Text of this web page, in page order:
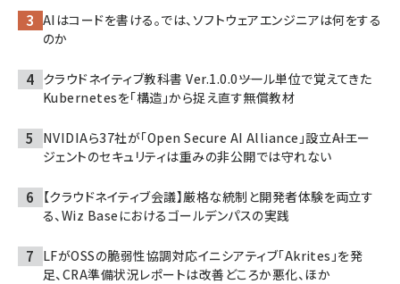
AIはコードを書ける。では、ソフトウェアエンジニアは何をする
のか
クラウドネイティブ教科書 Ver.1.0.0――ツール単位で覚えてきた
Kubernetesを「構造」から捉え直す無償教材
NVIDIAら37社が「Open Secure AI Alliance」設立――AIエー
ジェントのセキュリティは重みの非公開では守れない
【クラウドネイティブ会議】厳格な統制と開発者体験を両立す
る、Wiz Baseにおけるゴールデンパスの実践
LFがOSSの脆弱性協調対応イニシアティブ「Akrites」を発
足、CRA準備状況レポートは改善どころか悪化、ほか